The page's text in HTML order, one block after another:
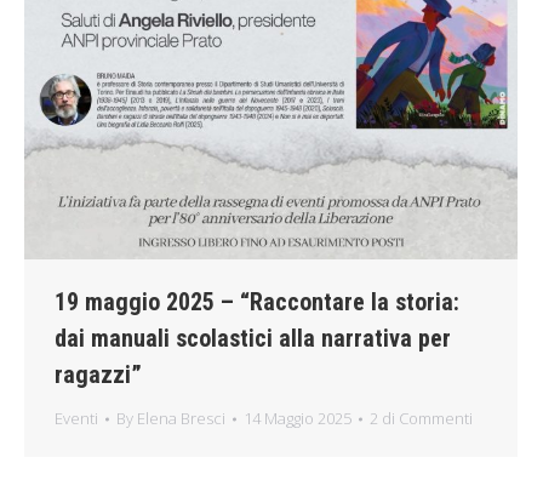
19 maggio 2025 – “Raccontare la storia:
dai manuali scolastici alla narrativa per
ragazzi”
Eventi By Elena Bresci 14 Maggio 2025 2 di Commenti